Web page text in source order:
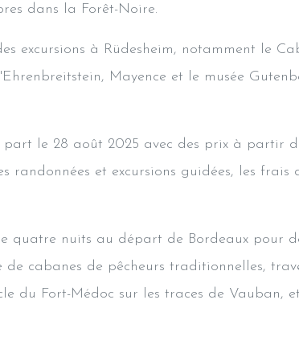
dans la Forêt-Noire.
excursions à Rüdesheim, notamment le
Mayence et le musée
le 28 août 2025 avec des prix à partir
randonnées et excursions guidées, les frais
quatre nuits au départ de Bordeaux pour
cabanes de pêcheurs traditionnelles,
du Fort-Médoc sur les traces de Vauban,